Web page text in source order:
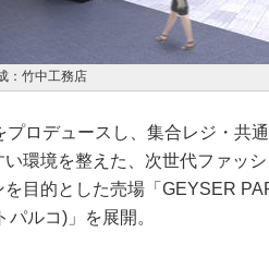
：竹中工務店
ロデュースし、集合レジ・共
環境を整えた、次世代ファッ
目的とした売場「GEYSER
ルコ)」を展開。